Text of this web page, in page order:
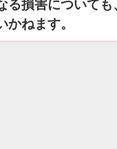
る損害について
ねます。